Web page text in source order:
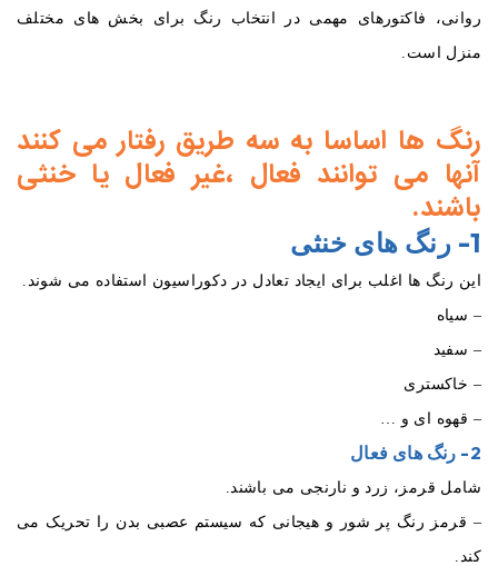
روانی، فاکتورهای مهمی در انتخاب رنگ برای بخش های مختلف
منزل است.
رنگ ها اساسا به سه طریق رفتار می کنند
آنها می توانند فعال ،غیر فعال یا خنثی
باشند.
1- رنگ های خنثی
این رنگ ها اغلب برای ایجاد تعادل در دکوراسیون استفاده می شوند.
– سیاه
– سفید
– خاکستری
– قهوه ای و …
2- رنگ های فعال
شامل قرمز، زرد و نارنجی می باشند.
– قرمز رنگ پر شور و هیجانی که سیستم عصبی بدن را تحریک می
کند.